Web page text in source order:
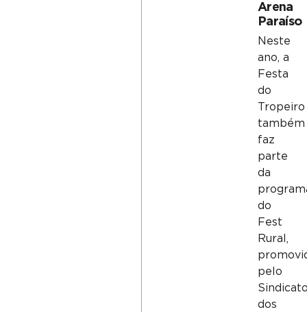
Arena
Paraíso
Neste
ano, a
Festa
do
Tropeiro
também
faz
parte
da
do
Fest
Rural,
pelo
dos